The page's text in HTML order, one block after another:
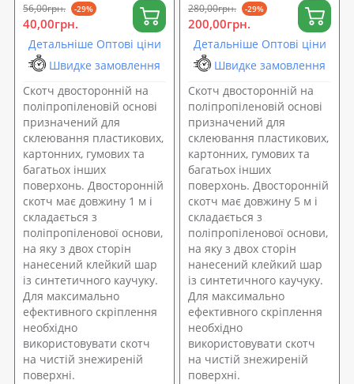
56,00грн. -29%
40,00грн.
Детальніше Оптові ціни
Швидке замовлення
Скотч двосторонній на
поліпропіленовій основі
призначений для
склеювання пластикових,
картонних, гумових та
багатьох інших
поверхонь. Двосторонній
скотч має довжину 1 м і
складається з
поліпропіленової основи,
на яку з двох сторін
нанесений клейкий шар
із синтетичного каучуку.
Для максимально
ефективного скріплення
необхідно
використовувати скотч
на чистій знежиреній
поверхні.
280,00грн. -29%
200,00грн.
Детальніше Оптові ціни
Швидке замовлення
Скотч двосторонній на
поліпропіленовій основі
призначений для
склеювання пластикових,
картонних, гумових та
багатьох інших
поверхонь. Двосторонній
скотч має довжину 5 м і
складається з
поліпропіленової основи,
на яку з двох сторін
нанесений клейкий шар
із синтетичного каучуку.
Для максимально
ефективного скріплення
необхідно
використовувати скотч
на чистій знежиреній
поверхні.